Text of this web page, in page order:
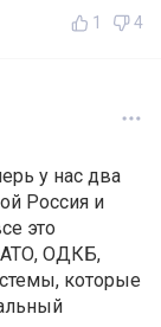
1 4
у нас два
Россия и
это
ОДКБ,
которые